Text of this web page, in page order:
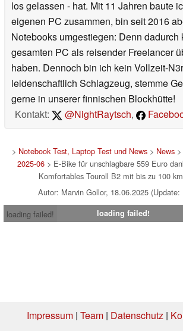
los gelassen - hat. Mit 11 Jahren baute
eigenen PC zusammen, bin seit 2016
Notebooks umgestiegen: Denn dadurch
gesamten PC als reisender Freelancer
haben. Dennoch bin ich kein Vollzeit-
leidenschaftlich Schlagzeug, stemme
gerne in unserer finnischen Blockhütte!
Kontakt:
@NightRaytsch,
> Notebook Test, Laptop Test und News> News>
2025-06> E-Bike für unschlagbare 559 Euro
Komfortables Touroll B2 mit bis zu 100
Autor: Marvin Gollor, 18.06.2025 (Update:
loading failed!
loading failed!
Impressum| Team| Datenschutz|